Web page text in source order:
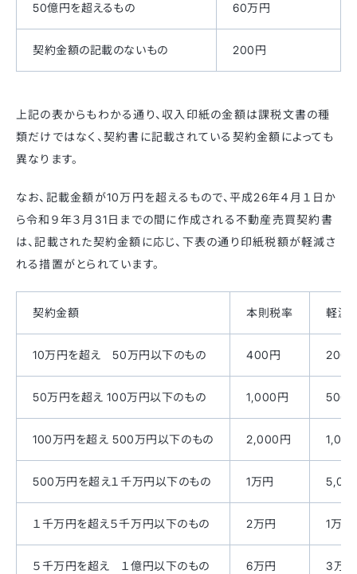
50億円を超えるもの 60万円
契約金額の記載のないもの 200円
上記の表からもわかる通り、収入印紙の金額は課税文書の種
類だけではなく、契約書に記載されている契約金額によっても
異なります。
なお、記載金額が10万円を超えるもので、平成26年４月１日か
ら令和９年３月31日までの間に作成される不動産売買契約書
は、記載された契約金額に応じ、下表の通り印紙税額が軽減さ
れる措置がとられています。
契約金額 本則税率 軽減
10万円を超え 50万円以下のもの 400円 200
50万円を超え 100万円以下のもの 1,000円 500
100万円を超え 500万円以下のもの 2,000円
500万円を超え１千万円以下のもの 1万円
１千万円を超え５千万円以下のもの 2万円 1万円
５千万円を超え １億円以下のもの 6万円 3万円